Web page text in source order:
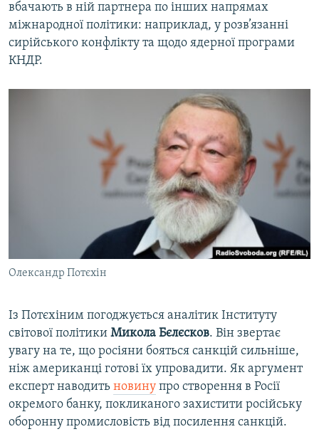
вбачають в ній партнера по інших напрямах
міжнародної політики: наприклад, у розв’язанні
сирійського конфлікту та щодо ядерної програми
КНДР.
Олександр Потєхін
Із Потєхіним погоджується аналітик Інституту
світової політики Микола Бєлєсков. Він звертає
увагу на те, що росіяни бояться санкцій сильніше,
ніж американці готові їх упровадити. Як аргумент
експерт наводить новину про створення в Росії
окремого банку, покликаного захистити російську
оборонну промисловість від посилення санкцій.